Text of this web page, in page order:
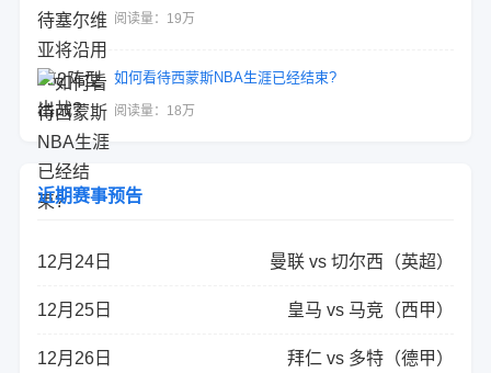
阅读量：19万
如何看待西蒙斯NBA生涯已经结束?
阅读量：18万
近期赛事预告
12月24日 曼联 vs 切尔西（英超）
12月25日 皇马 vs 马竞（西甲）
12月26日 拜仁 vs 多特（德甲）